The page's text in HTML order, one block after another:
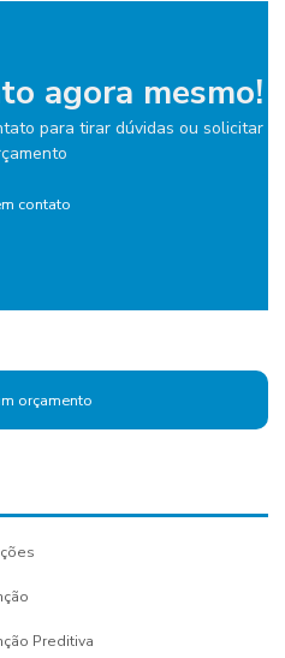
agora mesmo!
para tirar dúvidas ou solicitar
contato
orçamento
Preditiva